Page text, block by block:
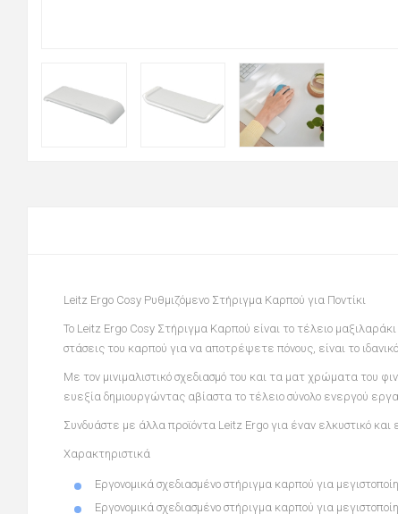
Leitz Ergo Cosy Ρυθμιζόμενο Στήριγμα Καρπού για Ποντίκι
Το Leitz Ergo Cosy Στήριγμα Καρπού είναι το τέλειο
στάσεις του καρπού για να αποτρέψετε πόνους, είναι το
Με τον μινιμαλιστικό σχεδιασμό του και τα ματ χρώματα του
ευεξία δημιουργώντας αβίαστα το τέλειο σύνολο ενεργού
Συνδυάστε με άλλα προϊόντα Leitz Ergo για έναν ελκυστικό
Χαρακτηριστικά
Εργονομικά σχεδιασμένο στήριγμα καρπού για
Εργονομικά σχεδιασμένο στήριγμα καρπού για